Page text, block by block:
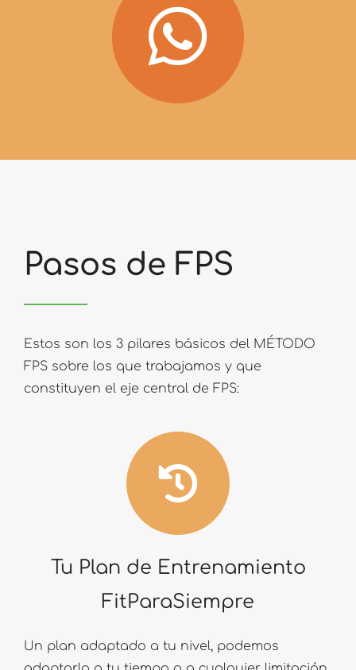
Pasos de FPS
Estos son los 3 pilares básicos del MÉTODO
FPSsobre los que trabajamos y que
constituyen el eje central de FPS:
Tu Plan de Entrenamiento
FitParaSiempre
Un plan adaptado a tu nivel, podemos